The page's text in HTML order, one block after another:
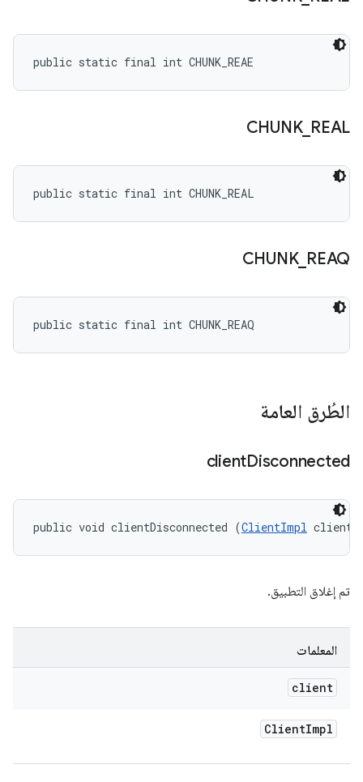
public static final int CHUNK_REAE
CHUNK_ REAL
public static final int CHUNK_REAL
CHUNK_ REAQ
public static final int CHUNK_REAQ
الطُرق العامة
clientDisconnected
public void clientDisconnected (ClientImpl client)
تم إغلاق التطبيق.
المعلمات
client
ClientImpl